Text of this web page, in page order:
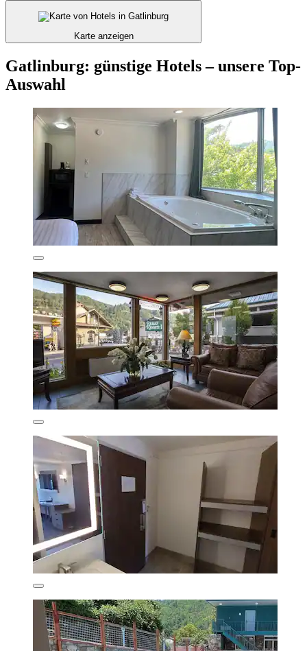
Karte anzeigen
Gatlinburg: günstige Hotels – unsere Top-
Auswahl